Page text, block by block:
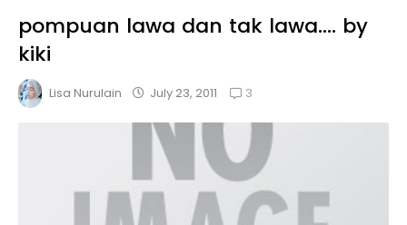
pompuan lawa dan tak lawa.... by
kiki
Lisa Nurulain July 23, 2011 3